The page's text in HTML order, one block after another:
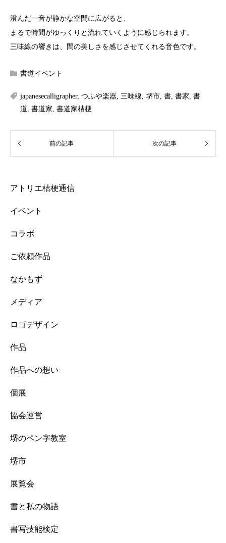
澄んだ一音が静かな空間に広がると、
まるで時間がゆっくりと流れていくように感じられます。
三味線の響きは、間の美しさを感じさせてくれる音色です。
書道イベント
japanesecalligrapher, つふや楽器 三味線 堺市 書 書家 書
道 書道家 書道家桔梗
アトリエ桔梗通信
イベント
コラボ
ご依頼作品
なかもず
メディア
ロゴデザイン
作品
作品への想い
個展
協会運営
堺のペン字教室
堺市
展覧会
書と私の物語
書写技能検定